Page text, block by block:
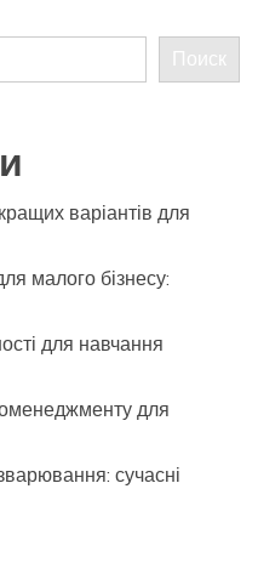
Поиск
варіантів для
малого бізнесу:
для навчання
для
сучасні